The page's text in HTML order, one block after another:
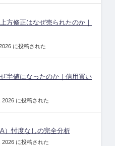
方修正はなぜ売られたのか｜
に投稿された
半値になったのか｜信用買い
2026 に投稿された
）忖度なしの完全分析
2026 に投稿された